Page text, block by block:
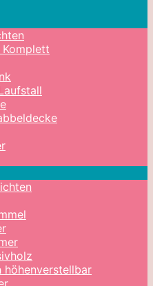
Komplett
höhenverstellbar